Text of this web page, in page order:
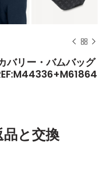
バリー・バムバッグ
品と交換